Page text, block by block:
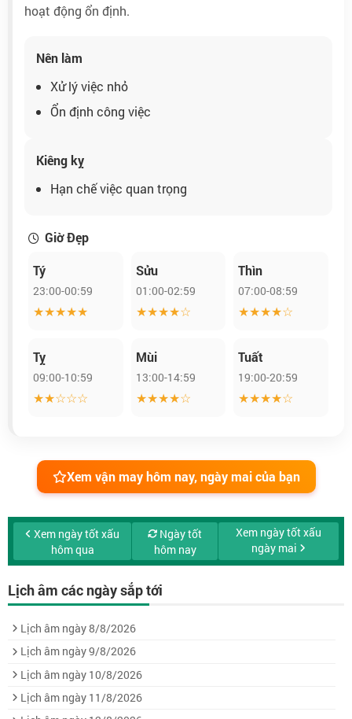
hoạt động ổn định.
Nên làm
Xử lý việc nhỏ
Ổn định công việc
Kiêng kỵ
Hạn chế việc quan trọng
Giờ Đẹp
Tý
23:00-00:59
★★★★★
Sửu
01:00-02:59
★★★★☆
Thìn
07:00-08:59
★★★★☆
Tỵ
09:00-10:59
★★☆☆☆
Mùi
13:00-14:59
★★★★☆
Tuất
19:00-20:59
★★★★☆
Xem vận may hôm nay, ngày mai của bạn
Xem ngày tốt xấu
hôm qua
Ngày tốt
hôm nay
Xem ngày tốt xấu
ngày mai
Lịch âm các ngày sắp tới
Lịch âm ngày 8/8/2026
Lịch âm ngày 9/8/2026
Lịch âm ngày 10/8/2026
Lịch âm ngày 11/8/2026